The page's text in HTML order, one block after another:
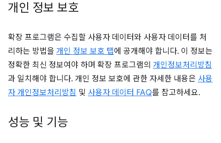
개인 정보 보호
확장 프로그램은 수집할 사용자 데이터와 사용자 데이터를 처
리하는 방법을 개인 정보 보호 탭에 공개해야 합니다. 이 정보는
정확한 최신 정보여야 하며 확장 프로그램의 개인정보처리방침
과 일치해야 합니다. 개인 정보 보호에 관한 자세한 내용은 사용
자 개인정보처리방침 및 사용자 데이터 FAQ를 참고하세요.
성능 및 기능